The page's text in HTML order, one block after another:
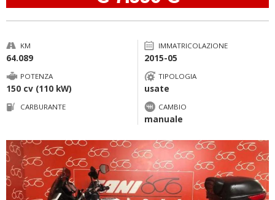
KM
64.089
IMMATRICOLAZIONE
2015-05
POTENZA
150 cv (110 kW)
TIPOLOGIA
usate
CARBURANTE CAMBIO
manuale